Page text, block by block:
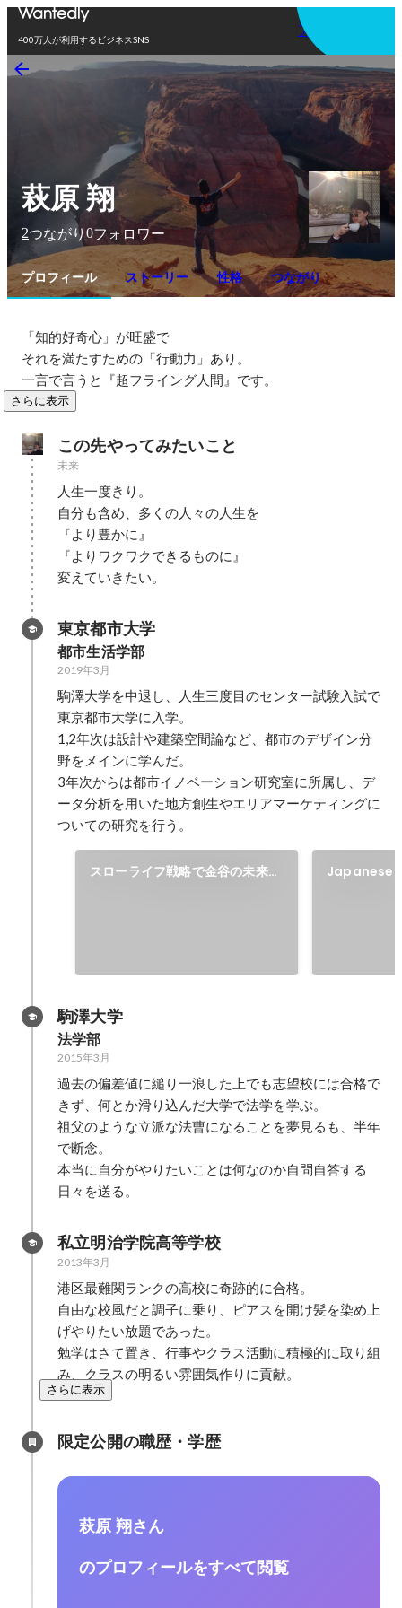
400万人が利用するビジネスSNS
アプリを使う
萩原 翔
2つながり 0フォロワー
プロフィール ストーリー 性格 つながり
「知的好奇心」が旺盛で
それを満たすための「行動力」あり。
一言で言うと『超フライング人間』です。
さらに表示
この先やってみたいこと
未来
人生一度きり。
自分も含め、多くの人々の人生を
『より豊かに』
『よりワクワクできるものに』
変えていきたい。
東京都市大学
都市生活学部
2019年3月
駒澤大学を中退し、人生三度目のセンター試験入試で
東京都市大学に入学。
1,2年次は設計や建築空間論など、都市のデザイン分
野をメインに学んだ。
3年次からは都市イノベーション研究室に所属し、デ
ータ分析を用いた地方創生やエリアマーケティングに
ついての研究を行う。
スローライフ戦略で金谷の未来を
Japanese
駒澤大学
法学部
2015年3月
過去の偏差値に縋り一浪した上でも志望校には合格で
きず、何とか滑り込んだ大学で法学を学ぶ。
祖父のような立派な法曹になることを夢見るも、半年
で断念。
本当に自分がやりたいことは何なのか自問自答する
日々を送る。
私立明治学院高等学校
2013年3月
港区最難関ランクの高校に奇跡的に合格。
自由な校風だと調子に乗り、ピアスを開け髪を染め上
げやりたい放題であった。
勉学はさて置き、行事やクラス活動に積極的に取り組
み、クラスの明るい雰囲気作りに貢献。
さらに表示
限定公開の職歴・学歴
萩原 翔さん
のプロフィールをすべて閲覧